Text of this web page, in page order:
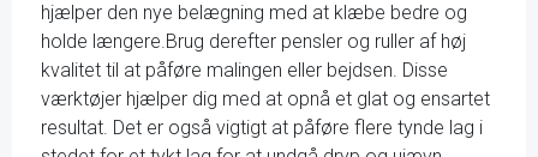
hjælper den nye belægning med at klæbe bedre og
holde længere.Brug derefter pensler og ruller af høj
kvalitet til at påføre malingen eller bejdsen. Disse
værktøjer hjælper dig med at opnå et glat og ensartet
resultat. Det er også vigtigt at påføre flere tynde lag i